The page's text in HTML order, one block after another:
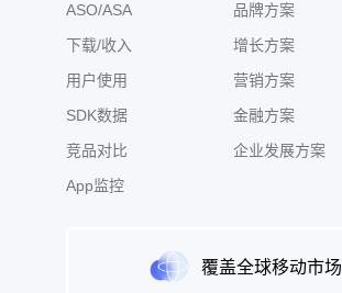
ASO/ASA
下载/收入
用户使用
SDK数据
竞品对比
App监控
品牌方案
增长方案
营销方案
金融方案
企业发展方案
覆盖全球移动市场